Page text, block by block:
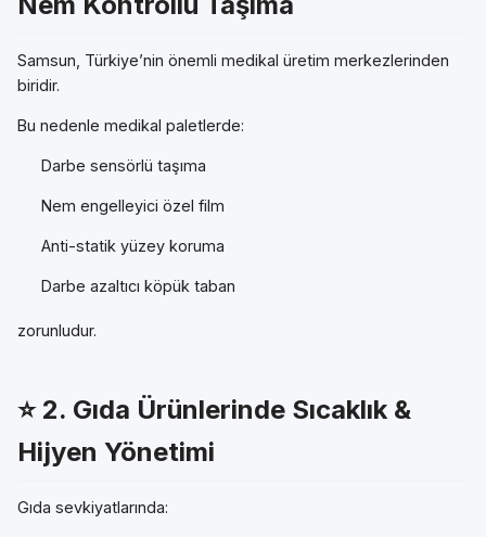
Samsun, Türkiye’nin önemli medikal üretim merkezlerinden
biridir.
Bu nedenle medikal paletlerde:
Darbe sensörlü taşıma
Nem engelleyici özel film
Anti-statik yüzey koruma
Darbe azaltıcı köpük taban
zorunludur.
⭐ 2. Gıda Ürünlerinde Sıcaklık &
Hijyen Yönetimi
Gıda sevkiyatlarında: